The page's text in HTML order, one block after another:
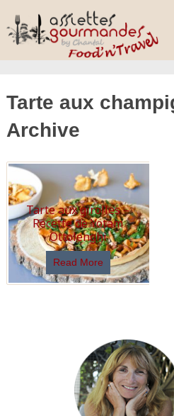
Tarte aux
Archive
Tarte aux girolles –
Recette de Yotam
Ottolenghi
Read More